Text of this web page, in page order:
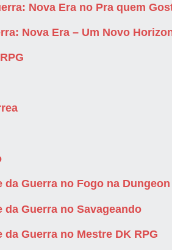
Nova Era no Pra quem
Nova Era – Um Novo
da Guerra no Fogo na Dungeon
da Guerra no Savageando
da Guerra no Mestre DK RPG